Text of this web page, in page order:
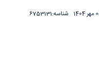
6753131شناسه: